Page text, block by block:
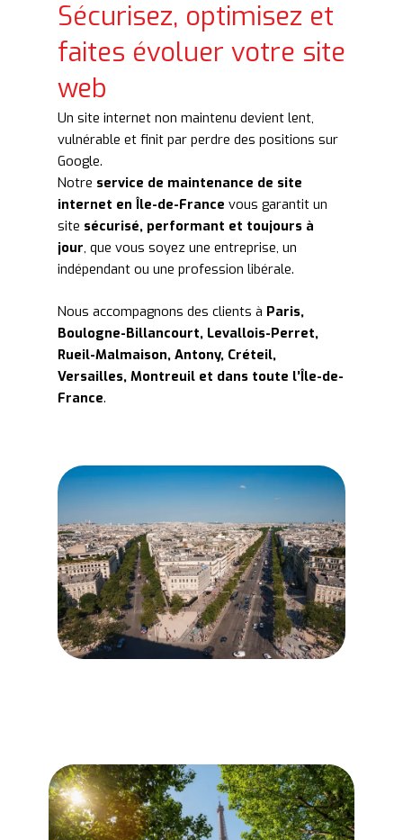
Sécurisez, optimisez et
faites évoluer votre site
web
Un site internet non maintenu devient lent,
vulnérable et finit par perdre des positions sur
Google.
Notre service de maintenance de site
internet en Île-de-France vous garantit un
site sécurisé, performant et toujours à
jour, que vous soyez une entreprise, un
indépendant ou une profession libérale.
Nous accompagnons des clients à Paris,
Boulogne-Billancourt, Levallois-Perret,
Rueil-Malmaison, Antony, Créteil,
Versailles, Montreuil et dans toute l’Île-de-
France.